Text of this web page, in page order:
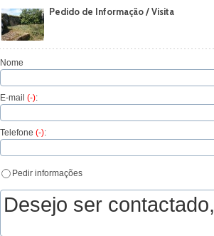
Pedido de Informação / Visita
Nome
E-mail (-):
Telefone (-):
Pedir informações